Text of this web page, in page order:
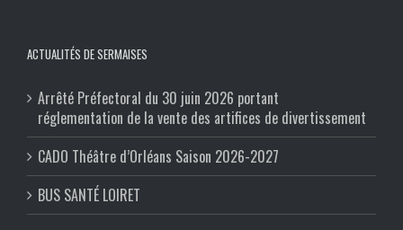
ACTUALITÉS DE SERMAISES
Arrêté Préfectoral du 30 juin 2026 portant
réglementation de la vente des artifices de divertissement
CADO Théâtre d’Orléans Saison 2026-2027
BUS SANTÉ LOIRET